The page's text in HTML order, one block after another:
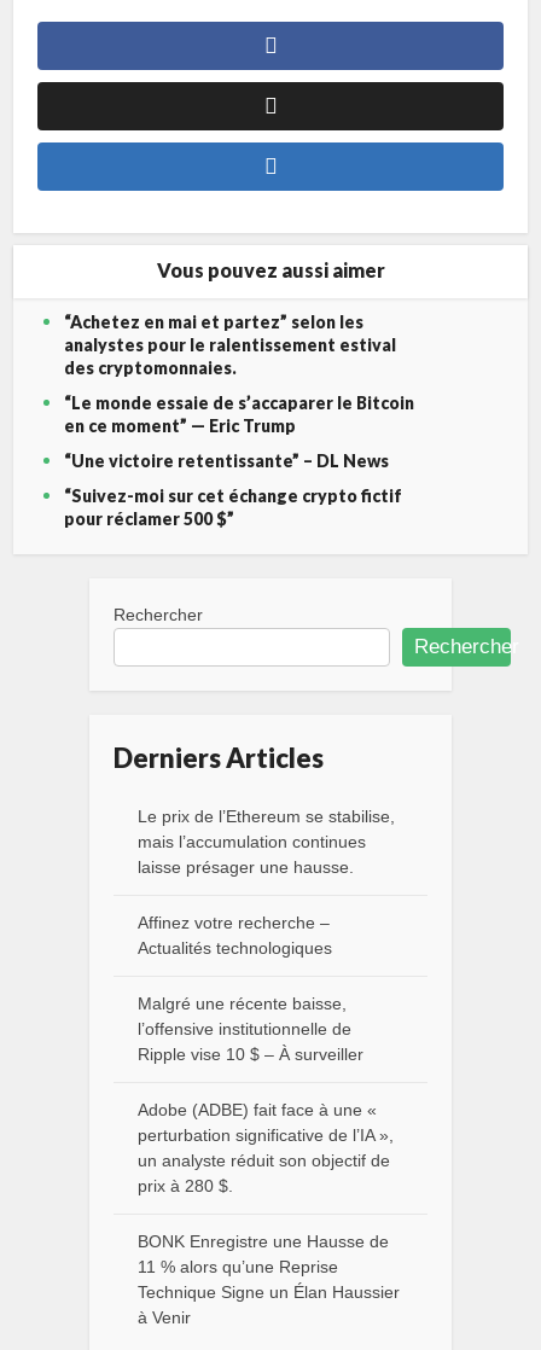
Vous pouvez aussi aimer
“Achetez en mai et partez” selon les
analystes pour le ralentissement estival
des cryptomonnaies.
“Le monde essaie de s’accaparer le Bitcoin
en ce moment” — Eric Trump
“Une victoire retentissante” – DL News
“Suivez-moi sur cet échange crypto fictif
pour réclamer 500 $”
Rechercher
Rechercher
Derniers Articles
Le prix de l’Ethereum se stabilise,
mais l’accumulation continues
laisse présager une hausse.
Affinez votre recherche –
Actualités technologiques
Malgré une récente baisse,
l’offensive institutionnelle de
Ripple vise 10 $ – À surveiller
Adobe (ADBE) fait face à une «
perturbation significative de l’IA »,
un analyste réduit son objectif de
prix à 280 $.
BONK Enregistre une Hausse de
11 % alors qu’une Reprise
Technique Signe un Élan Haussier
à Venir